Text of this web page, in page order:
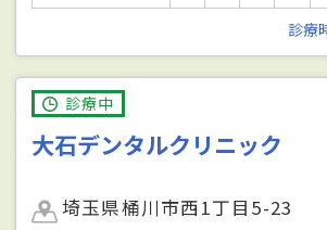
診療
診療中
大石デンタルクリニック
埼玉県桶川市西1丁目5-23